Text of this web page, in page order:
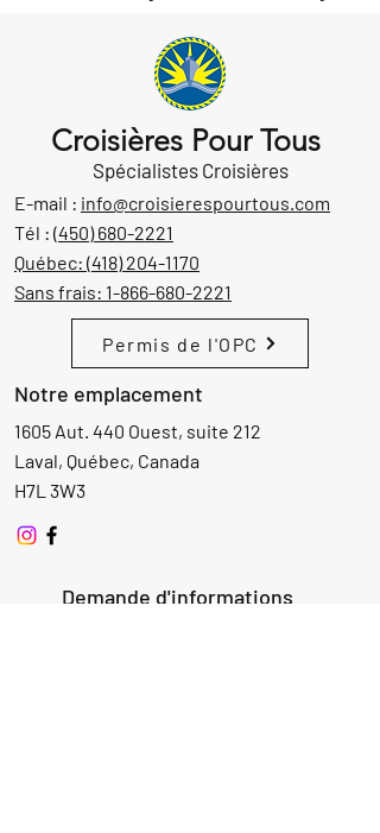
Croisières Pour Tous
Spécialistes Croisières
E-mail : info@croisierespourtous.com
Tél : (450) 680-2221
Québec: (418) 204-1170
Sans frais: 1-866-680-2221
Permis de l'OPC
Notre emplacement
1605 Aut. 440 Ouest, suite 212
Laval, Québec, Canada
H7L 3W3
Demande d'informations